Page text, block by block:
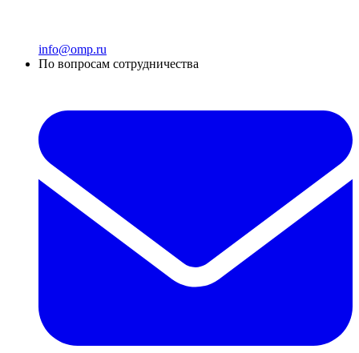
info@omp.ru
По вопросам сотрудничества